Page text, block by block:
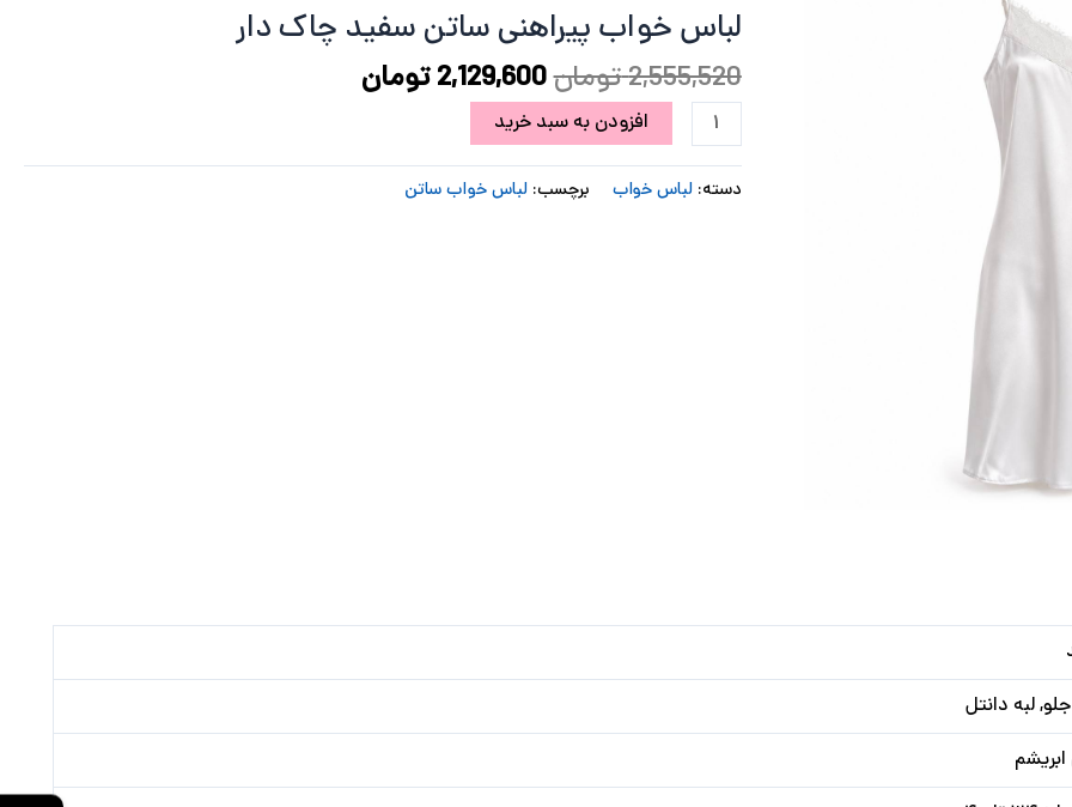
لباس خواب پیراهنی ساتن سفید چاک دار
2,555,520تومان
بود.
2,129,600تومان
است.
ساتن
سفید
چاک
افزودن به سبد خرید
دسته: لباس خواب برچسب:لباس خواب ساتن
لبه دانتل